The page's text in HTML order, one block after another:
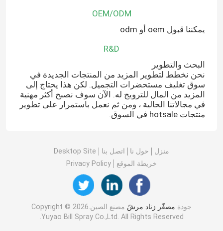
OEM/ODM
يمكننا قبول oem أو odm
R&D
البحث والتطوير
نحن نخطط لتطوير المزيد من المنتجات الجديدة في
سوق تغليف مستحضرات التجميل. لكن هذا يحتاج إلى
المزيد من المال للترويج له. الآن سوف نصبح أكثر مهنية
في مجالاتنا الحالية ، ومن ثم نعمل باستمرار على تطوير
منتجات hotsale في السوق.
منزل حول نا اتصل بنا
Desktop Site
خريطة الموقع
Privacy Policy
جودة مصغّر زناد مرشّ
مصنع الصين.Copyright © 2026
Yuyao Bill Spray Co.,Ltd. All Rights Reserved.